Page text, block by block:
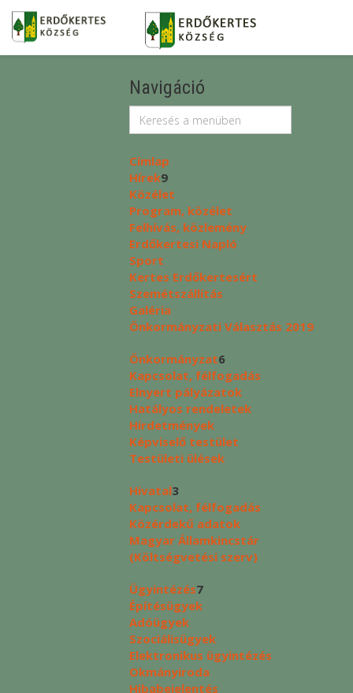
Navigáció
Címlap
Hírek9
Közélet
Program, közélet
Felhívás, közlemény
Erdőkertesi Napló
Sport
Kertes Erdőkertesért
Szemétszállítás
Galéria
Önkormányzati Választás 2019
Önkormányzat6
Kapcsolat, félfogadás
Elnyert pályázatok
Hatályos rendeletek
Hirdetmények
Képviselő testület
Testületi ülések
Hivatal3
Kapcsolat, félfogadás
Közérdekű adatok
Magyar Államkincstár
(Költségvetési szerv)
Ügyintézés7
Építésügyek
Adóügyek
Szociálisügyek
Elektronikus ügyintézés
Okmányiroda
Hibabejelentés